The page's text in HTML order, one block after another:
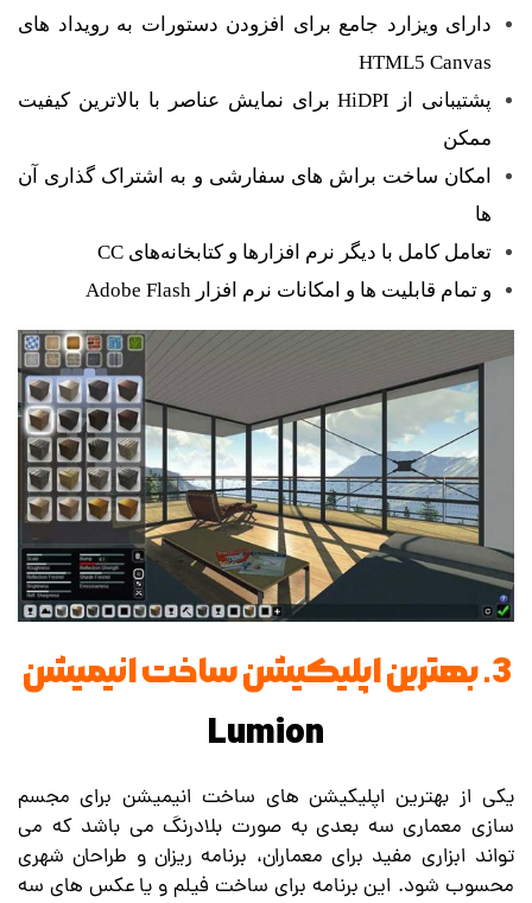
دارای ویزارد جامع برای افزودن دستورات به رویداد های
HTML5 Canvas
پشتیبانی از HiDPI برای نمایش عناصر با بالاترین کیفیت
ممکن
امکان ساخت براش های سفارشی و به اشتراک گذاری آن
ها
تعامل کامل با دیگر نرم افزارها و کتابخانه‌های CC
و تمام قابلیت ها و امکانات نرم افزار Adobe Flash
3. بهترین اپلیکیشن ساخت انیمیشن
Lumion
یکی از بهترین اپلیکیشن های ساخت انیمیشن برای مجسم
سازی معماری سه بعدی به صورت بلادرنگ می باشد که می
تواند ابزاری مفید برای معماران، برنامه ریزان و طراحان شهری
محسوب شود. این برنامه برای ساخت فیلم و یا عکس های سه